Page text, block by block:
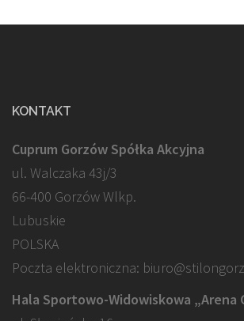
KONTAKT
Cuprum Gorzów Spółka Akcyjna
ul. Walczaka 43j/3
66-400 Gorzów Wlkp.
Lubuskie
POLSKA
Poczta elektroniczna:
Hala Sportowo-Widowiskowa „Arena